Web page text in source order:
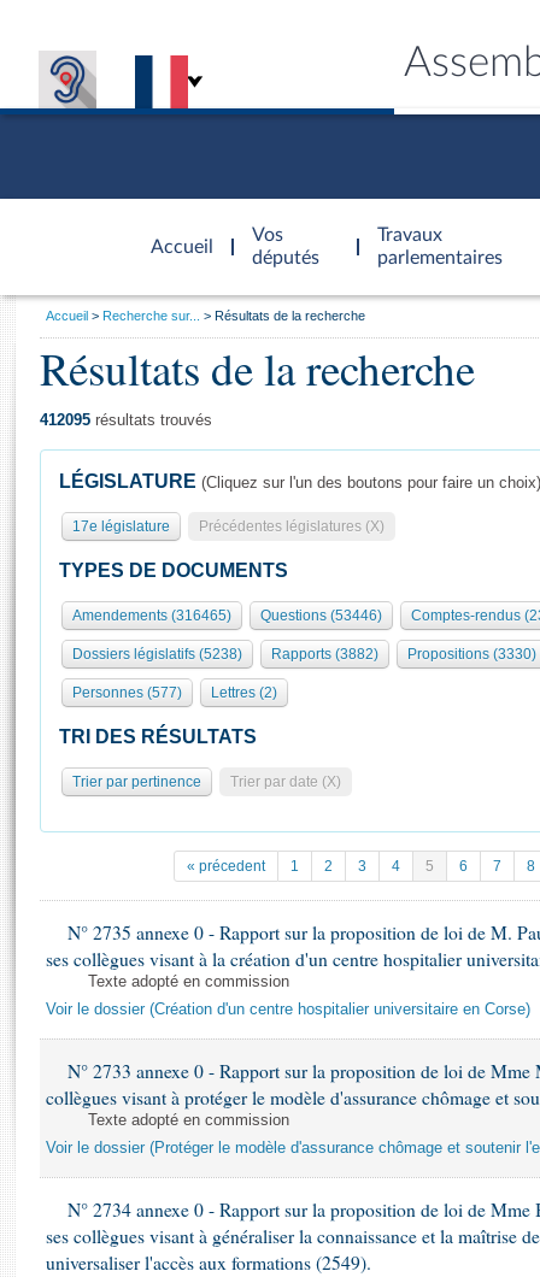
Accueil
d'accueil
Vos
députés
Travaux
parlementaires
Présidence
577 députés
Groupes politiques
Élections législatives
Séance publique
Commissions et autres organes
Europe et International
Contrôle et évaluation
Congrès
Pétitions
Documents parlementaires
Propositions de loi
Amendements
Textes adoptés
Rapports d'enquête
Rapports législatifs
Rapports sur l'application des lois
Dossiers législatifs
Budget et sécurité sociale
Général
Rôle et pouvoirs de l'Assemblée
Organisation de l'Assemblée
Présidence Conférence des Présidents Bureau Collège des
Statistiques et chiffres clés
Transparence et déontologie
Histoire
Juniors
Anciennes législatures
Liens vers les sites publics
Visiter l'Assemblée
Visite virtuelle du palais Bourbon
Assister à une séance
Accès des chercheurs à l’Assemblée
Les évènements
Photos libres de droit
Vous
Accueil Recherche sur... Résultats de la recherche
Résultats de la recherche
412095 résultats trouvés
LÉGISLATURE (Cliquez sur l'un des boutons pour faire un choix)
17e législature Précédentes législatures (X)
TYPES DE DOCUMENTS
Amendements (316465) Questions (53446) Comptes-rendus
Dossiers législatifs (5238) Rapports (3882) Propositions (3330)
Personnes (577) Lettres (2)
TRI DES RÉSULTATS
Trier par pertinence Trier par date (X)
« précedent 1 2 3 4 5 6 7 8
N° 2735 annexe 0 - Rapport sur la proposition de loi de M.
ses collègues visant à la création d'un centre hospitalier
Texte adopté en commission
Voir le dossier (Création d'un centre hospitalier universitaire en Corse)
N° 2733 annexe 0 - Rapport sur la proposition de loi de Mme
collègues visant à protéger le modèle d'assurance chômage et
Texte adopté en commission
Voir le dossier (Protéger le modèle d'assurance chômage et soutenir
N° 2734 annexe 0 - Rapport sur la proposition de loi de Mme
ses collègues visant à généraliser la connaissance et la maîtrise
universaliser l'accès aux formations (2549).